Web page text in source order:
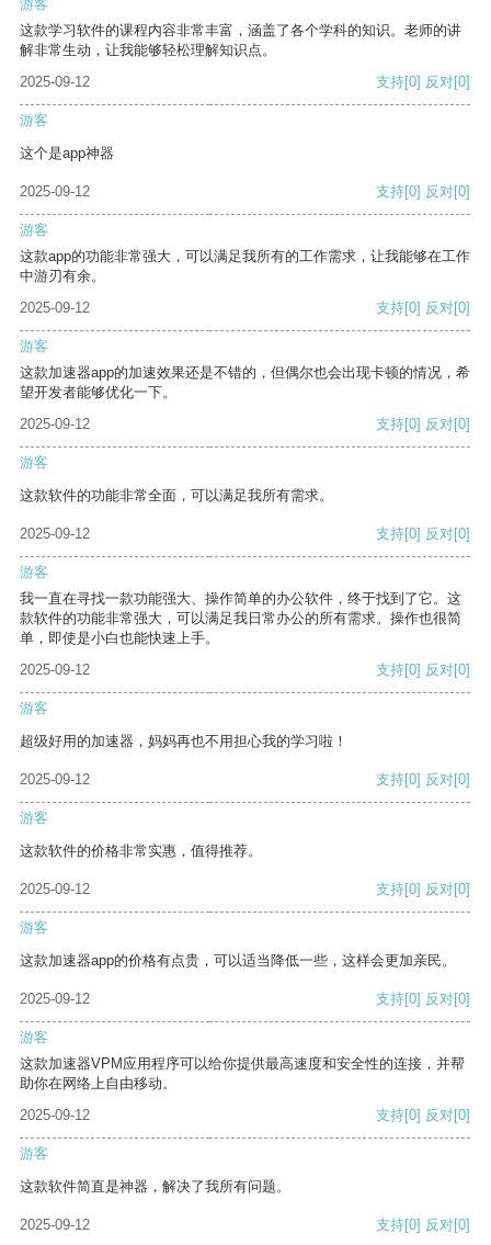
游客
这款学习软件的课程内容非常丰富，涵盖了各个学科的知识。老师的讲
解非常生动，让我能够轻松理解知识点。
2025-09-12
支持[0] 反对[0]
游客
这个是app神器
2025-09-12 支持[0] 反对[0]
游客
这款app的功能非常强大，可以满足我所有的工作需求，让我能够在工作
中游刃有余。
2025-09-12
支持[0] 反对[0]
游客
这款加速器app的加速效果还是不错的，但偶尔也会出现卡顿的情况，希
望开发者能够优化一下。
2025-09-12
支持[0] 反对[0]
游客
这款软件的功能非常全面，可以满足我所有需求。
2025-09-12 支持[0] 反对[0]
游客
我一直在寻找一款功能强大、操作简单的办公软件，终于找到了它。这
款软件的功能非常强大，可以满足我日常办公的所有需求。操作也很简
单，即使是小白也能快速上手。
2025-09-12
支持[0] 反对[0]
游客
超级好用的加速器，妈妈再也不用担心我的学习啦！
2025-09-12 支持[0] 反对[0]
游客
这款软件的价格非常实惠，值得推荐。
2025-09-12 支持[0] 反对[0]
游客
这款加速器app的价格有点贵，可以适当降低一些，这样会更加亲民。
2025-09-12 支持[0] 反对[0]
游客
这款加速器VPM应用程序可以给你提供最高速度和安全性的连接，并帮
助你在网络上自由移动。
2025-09-12
支持[0] 反对[0]
游客
这款软件简直是神器，解决了我所有问题。
2025-09-12 支持[0] 反对[0]